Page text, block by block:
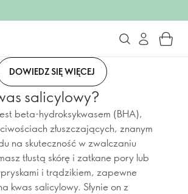
DOWIEDZ SIĘ WIĘCEJ
salicylowy?
beta-hydroksykwasem (BHA),
złuszczających, znanym
na skuteczność w zwalczaniu
tłustą skórę i zatkane pory lub
i trądzikiem, zapewne
kwas salicylowy. Słynie on z